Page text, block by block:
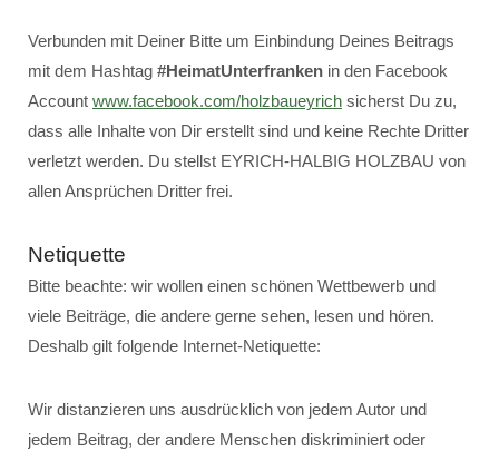
Verbunden mit Deiner Bitte um Einbindung Deines Beitrags
mit dem Hashtag #HeimatUnterfranken in den Facebook
Account www.facebook.com/holzbaueyrich sicherst Du zu,
dass alle Inhalte von Dir erstellt sind und keine Rechte Dritter
verletzt werden. Du stellst EYRICH-HALBIG HOLZBAU von
allen Ansprüchen Dritter frei.
Netiquette
Bitte beachte: wir wollen einen schönen Wettbewerb und
viele Beiträge, die andere gerne sehen, lesen und hören.
Deshalb gilt folgende Internet-Netiquette:
Wir distanzieren uns ausdrücklich von jedem Autor und
jedem Beitrag, der andere Menschen diskriminiert oder